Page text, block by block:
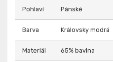
Pohlaví Pánské
Barva Královsky modrá
Materiál 65% bavlna